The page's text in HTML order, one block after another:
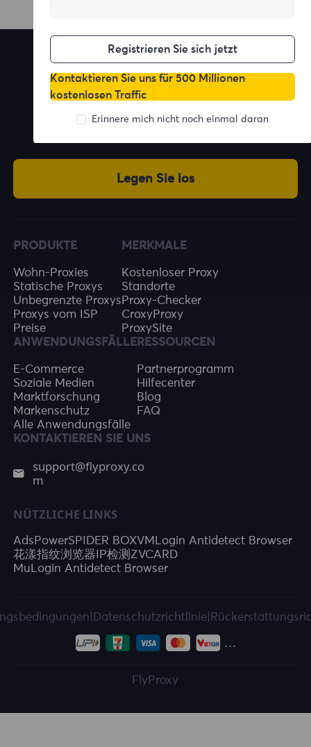
Premium Residential- und Statische
Legen Sie los
PRODUKTE
Wohn-Proxies
Statische Proxys
Unbegrenzte Proxys
Proxys vom ISP
Preise
MERKMALE
Kostenloser Proxy
Standorte
Proxy-Checker
CroxyProxy
ProxySite
ANWENDUNGSFÄLLE
E-Commerce
Soziale Medien
Marktforschung
Markenschutz
Alle Anwendungsfälle
RESSOURCEN
Partnerprogramm
Hilfecenter
Blog
FAQ
KONTAKTIEREN SIE UNS
support@flyproxy.co
m
NÜTZLICHE LINKS
AdsPowerSPIDER BOXVMLogin Antidetect Browser
花漾指纹浏览器 IP检测 ZVCARD
MuLogin Antidetect Browser
FlyProxy
Datenschutzrichtlinie|
Registrieren Sie sich jetzt
Kontaktieren Sie uns für 500 Millionen
kostenlosen Traffic
Erinnere mich nicht noch einmal daran